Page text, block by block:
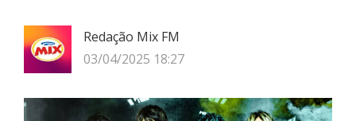
Redação Mix FM
03/04/2025 18:27